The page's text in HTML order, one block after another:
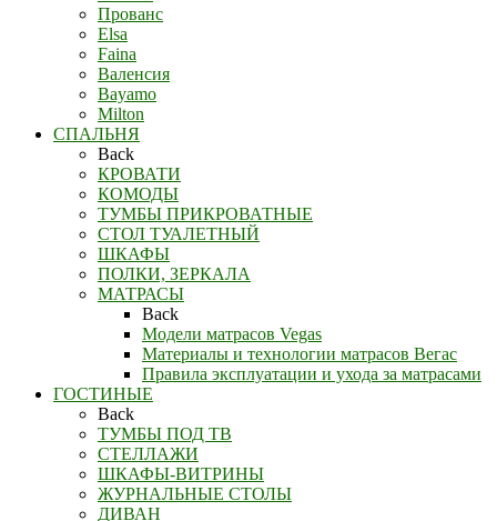
Прованс
Elsa
Faina
Валенсия
Bayamo
Milton
СПАЛЬНЯ
Back
КРОВАТИ
КОМОДЫ
ТУМБЫ ПРИКРОВАТНЫЕ
СТОЛ ТУАЛЕТНЫЙ
ШКАФЫ
ПОЛКИ, ЗЕРКАЛА
МАТРАСЫ
Back
Модели матрасов Vegas
Материалы и технологии матрасов Вегас
Правила эксплуатации и ухода за матрасами
ГОСТИНЫЕ
Back
ТУМБЫ ПОД ТВ
СТЕЛЛАЖИ
ШКАФЫ-ВИТРИНЫ
ЖУРНАЛЬНЫЕ СТОЛЫ
ДИВАН